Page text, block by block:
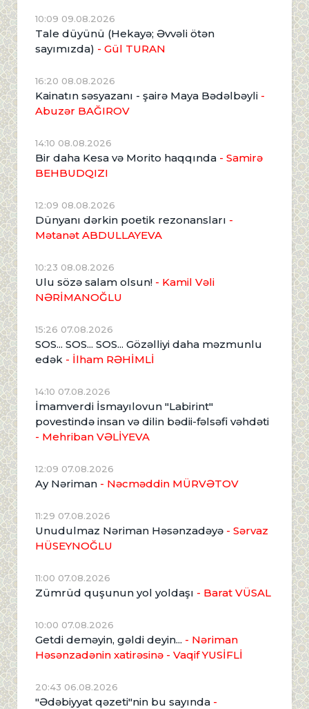
10:09 09.08.2026
Tale düyünü (Hekayə; Əvvəli ötən
sayımızda) - Gül TURAN
16:20 08.08.2026
Kainatın səsyazanı - şairə Maya Bədəlbəyli -
Abuzər BAĞIROV
14:10 08.08.2026
Bir daha Kesa və Morito haqqında - Samirə
BEHBUDQIZI
12:09 08.08.2026
Dünyanı dərkin poetik rezonansları -
Mətanət ABDULLAYEVA
10:23 08.08.2026
Ulu sözə salam olsun! - Kamil Vəli
NƏRİMANOĞLU
15:26 07.08.2026
SOS... SOS... SOS... Gözəlliyi daha məzmunlu
edək - İlham RƏHİMLİ
14:10 07.08.2026
İmamverdi İsmayılovun "Labirint"
povestində insan və dilin bədii-fəlsəfi vəhdəti
- Mehriban VƏLİYEVA
12:09 07.08.2026
Ay Nəriman - Nəcməddin MÜRVƏTOV
11:29 07.08.2026
Unudulmaz Nəriman Həsənzadəyə - Sərvaz
HÜSEYNOĞLU
11:00 07.08.2026
Zümrüd quşunun yol yoldaşı - Barat VÜSAL
10:00 07.08.2026
Getdi deməyin, gəldi deyin... - Nəriman
Həsənzadənin xatirəsinə - Vaqif YUSİFLİ
20:43 06.08.2026
"Ədəbiyyat qəzeti"nin bu sayında -